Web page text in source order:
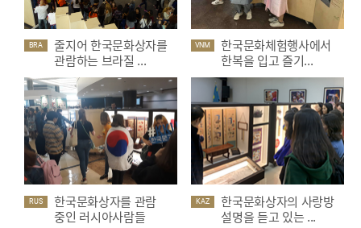
BRA
줄지어 한국문화상자를
관람하는 브라질 ...
VNM
한국문화체험행사에서
한복을 입고 즐기...
RUS
한국문화상자를 관람
중인 러시아사람들
KAZ
한국문화상자의 사랑방
설명을 듣고 있는 ...